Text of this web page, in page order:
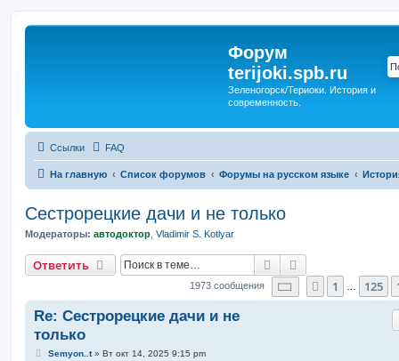
Форум
terijoki.spb.ru
Зеленогорск/Териоки. История и
современность.
Ссылки FAQ
На главную Список форумов Форумы на русском языке
Сестрорецкие дачи и не только
Модераторы: автодоктор Vladimir S. Kotlyar
Ответить Поиск
1973 сообщения Страница 127из
Пред.
1 125
Re: Сестрорецкие дачи и не
только
СSemyon..t» Вт окт 14, 2025 9:15 pm